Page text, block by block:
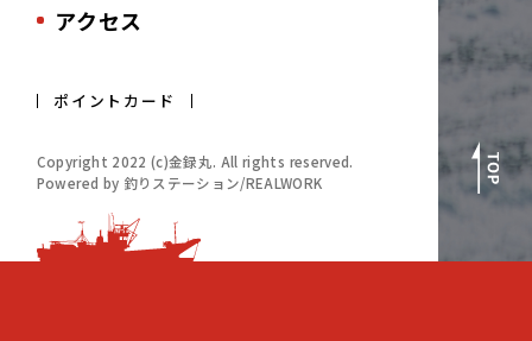
アクセス
ポイントカード
Copyright 2022 (c)金録丸. All rights reserved.
Powered by 釣りステーション/REALWORK